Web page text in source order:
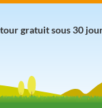
gratuit sous 30